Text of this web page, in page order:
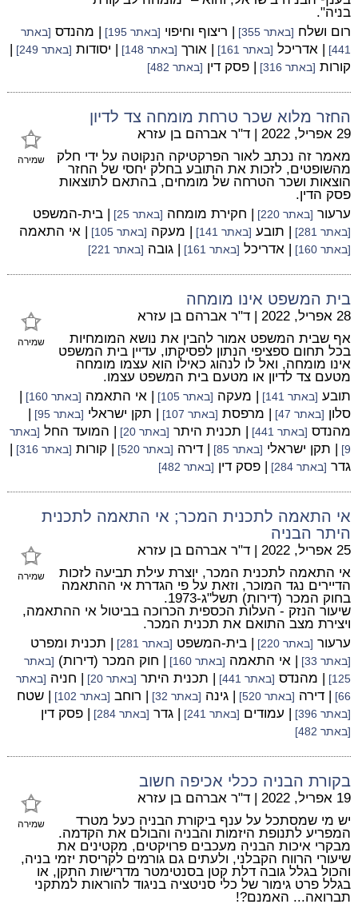
בניה".
רום ושלח [באתר 355] | ריצוף וחיפוי [באתר 195] | מהנדס [באתר
441]
| אדריכל [באתר 161] | אורך [באתר 148] | יסודות [באתר 249]
|
קורות [באתר 316] | פסק דין [באתר 482]
החזר מלוא שכר טרחת מומחה צד לדיון
שמירה
29 אפריל, 2022 | ד"ר אברהם בן עזרא
מאמר זה נכתב לאור הפרקטיקה הנקוטה על ידי חלק
מהשופטים, לזכות את התובע בחלק יחסי של החזר
הוצאות ושכר הטרחה של מומחים, בהתאם לתוצאות
פסק הדין.
ערעור [באתר 220] | חקירת מומחה [באתר 25] | בית-המשפט
[באתר 281] | תובע [באתר 141] | מעקה [באתר 105] | אי התאמה
[באתר 160] | אדריכל [באתר 161] | גובה [באתר 221]
בית המשפט אינו מומחה
שמירה
28 אפריל, 2022 | ד"ר אברהם בן עזרא
אף שבית המשפט אמור להבין את נושא המומחיות
בכל תחום ספציפי הנתון לפסיקתו, עדיין בית המשפט
אינו מומחה, ואל לו לנהוג כאילו הוא עצמו מומחה
מטעם צד לדיון או מטעם בית המשפט עצמו.
תובע [באתר 141] | מעקה [באתר 105] | אי התאמה [באתר 160]
|
סלון [באתר 47] | מרפסת [באתר 107] | תקן ישראלי [באתר 95]
|
מהנדס [באתר 441] | תכנית היתר [באתר 20] | המועד החל [באתר
9]
| תקן ישראלי [באתר 85] | דירה [באתר 520] | קורות [באתר 316]
|
גדר [באתר 284] | פסק דין [באתר 482]
אי התאמה לתכנית המכר; אי התאמה לתכנית
היתר הבניה
שמירה
25 אפריל, 2022 | ד"ר אברהם בן עזרא
אי התאמה לתכנית המכר, יוצרת עילת תביעה לזכות
הדיירים נגד המוכר, וזאת על פי הגדרת אי ההתאמה
בחוק המכר (דירות) תשל"ג-1973.
שיעור הנזק - העלות הכספית הכרוכה בביטול אי ההתאמה,
ויצירת מצב התואם את תכנית המכר.
ערעור [באתר 220] | בית-המשפט [באתר 281] | תכנית ומפרט
[באתר 33] | אי התאמה [באתר 160] | חוק המכר (דירות) [באתר
125]
| מהנדס [באתר 441] | תכנית היתר [באתר 20] | חניה [באתר
66]
| דירה [באתר 520] | גינה [באתר 32] | רוחב [באתר 102] | שטח
[באתר 396] | עמודים [באתר 241] | גדר [באתר 284] | פסק דין
[באתר 482]
בקורת הבניה ככלי אכיפה חשוב
שמירה
19 אפריל, 2022 | ד"ר אברהם בן עזרא
יש מי שמסתכל על ענף ביקורת הבניה כעל מטרד
המפריע לתנופת היזמות והבניה והבולם את הקדמה.
מבקרי איכות הבניה מעכבים פרויקטים, מקטינים את
שיעורי הרווח הקבלני, ולעתים גם גורמים לקריסת יזמי בניה,
והכול בגלל גובה דלת קטן בסנטימטר מדרישות התקן, או
בגלל פרט גימור של כלי סניטציה בניגוד להוראות למתקני
תברואה... האמנם?!